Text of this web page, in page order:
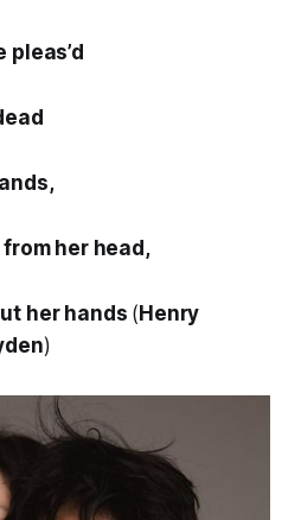
pleas’d
her head,
her hands (Henry
)